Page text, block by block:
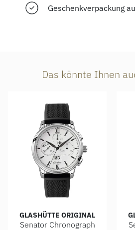
Geschenkverpackung
Das könnte Ihnen
GLASHÜTTE ORIGINAL
Senator Chronograph